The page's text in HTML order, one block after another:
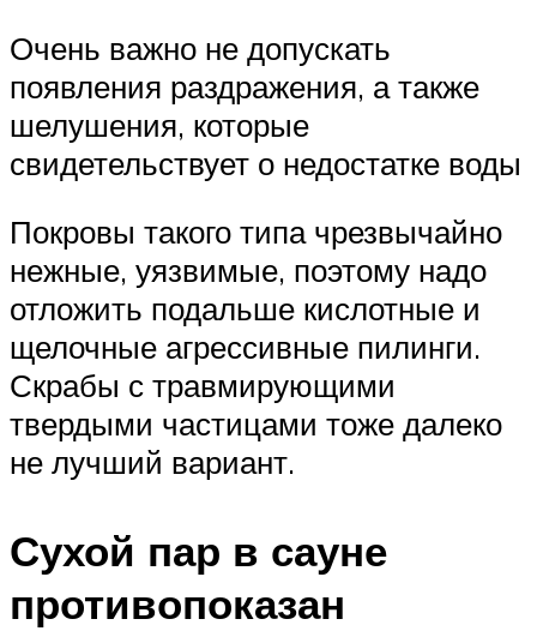
Очень важно не допускать
появления раздражения, а также
шелушения, которые
свидетельствует о недостатке воды
Покровы такого типа чрезвычайно
нежные, уязвимые, поэтому надо
отложить подальше кислотные и
щелочные агрессивные пилинги.
Скрабы с травмирующими
твердыми частицами тоже далеко
не лучший вариант.
Сухой пар в сауне
противопоказан